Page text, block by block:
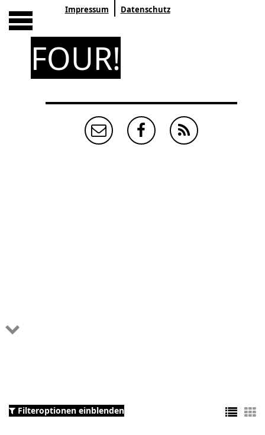
Impressum Datenschutz
FOUR!
Filteroptionen einblenden